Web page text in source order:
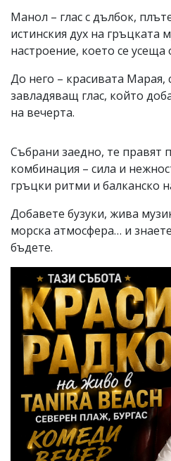
Манол – глас с дълбок,
истинския дух на гръцката
настроение, което се
До него – красивата Марая,
завладяващ глас, който
на вечерта.
Събрани заедно, те правят
комбинация – сила и
гръцки ритми и балканско
Добавете бузуки, жива
морска атмосфера… и
бъдете.